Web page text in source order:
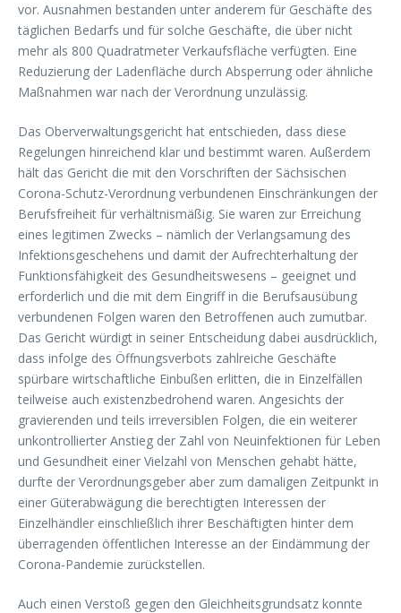
vor. Ausnahmen bestanden unter anderem für Geschäfte des
täglichen Bedarfs und für solche Geschäfte, die über nicht
mehr als 800 Quadratmeter Verkaufsfläche verfügten. Eine
Reduzierung der Ladenfläche durch Absperrung oder ähnliche
Maßnahmen war nach der Verordnung unzulässig.
Das Oberverwaltungsgericht hat entschieden, dass diese
Regelungen hinreichend klar und bestimmt waren. Außerdem
hält das Gericht die mit den Vorschriften der Sächsischen
Corona-Schutz-Verordnung verbundenen Einschränkungen der
Berufsfreiheit für verhältnismäßig. Sie waren zur Erreichung
eines legitimen Zwecks – nämlich der Verlangsamung des
Infektionsgeschehens und damit der Aufrechterhaltung der
Funktionsfähigkeit des Gesundheitswesens – geeignet und
erforderlich und die mit dem Eingriff in die Berufsausübung
verbundenen Folgen waren den Betroffenen auch zumutbar.
Das Gericht würdigt in seiner Entscheidung dabei ausdrücklich,
dass infolge des Öffnungsverbots zahlreiche Geschäfte
spürbare wirtschaftliche Einbußen erlitten, die in Einzelfällen
teilweise auch existenzbedrohend waren. Angesichts der
gravierenden und teils irreversiblen Folgen, die ein weiterer
unkontrollierter Anstieg der Zahl von Neuinfektionen für Leben
und Gesundheit einer Vielzahl von Menschen gehabt hätte,
durfte der Verordnungsgeber aber zum damaligen Zeitpunkt in
einer Güterabwägung die berechtigten Interessen der
Einzelhändler einschließlich ihrer Beschäftigten hinter dem
überragenden öffentlichen Interesse an der Eindämmung der
Corona-Pandemie zurückstellen.
Auch einen Verstoß gegen den Gleichheitsgrundsatz konnte